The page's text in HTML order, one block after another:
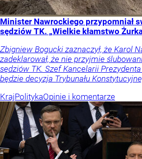
Minister Nawrockiego przypomniał
sędziów TK. „Wielkie kłamstwo
Zbigniew Bogucki zaznaczył, że Karol
zadeklarował, że nie przyjmie
sędziów TK. Szef Kancelarii
będzie decyzja Trybunału
KrajPolitykaOpinie i komentarze